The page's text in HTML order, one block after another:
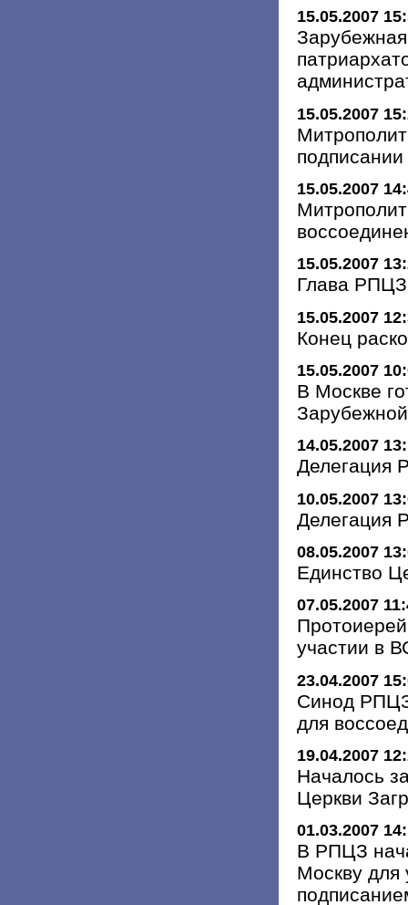
15.05.2007
15.05.2007
15.05.2007
15.05.2007
Глава
15.05.2007
Конец
15.05.2007
В Москве
14.05.2007
Делегация
10.05.2007
Делегация
08.05.2007
Единство
07.05.2007
участии в
23.04.2007
Синод
для
19.04.2007
Началось
Церкви
01.03.2007
В РПЦЗ
Москву для